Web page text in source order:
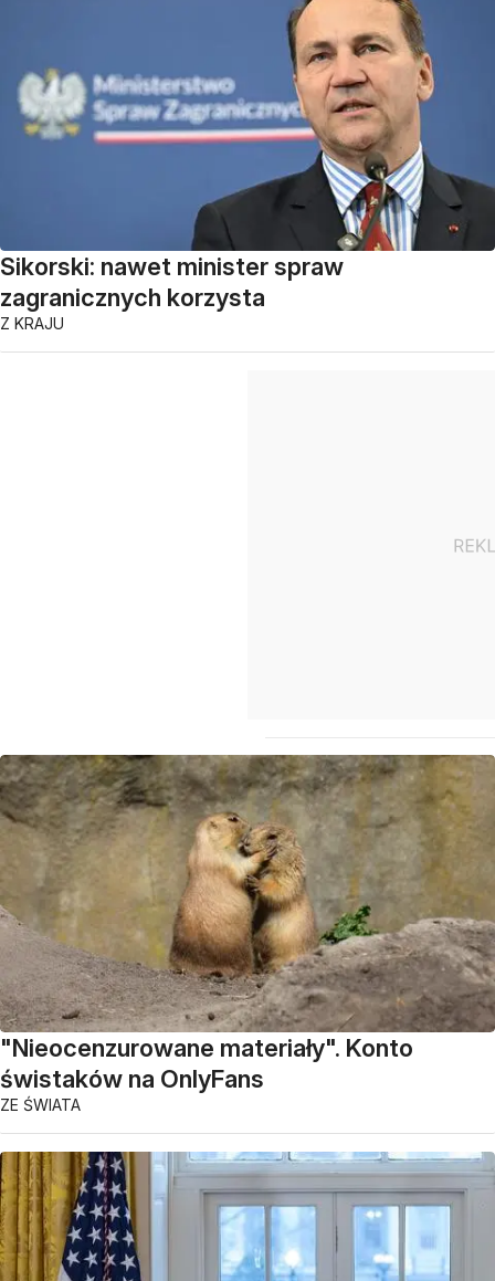
Sikorski: nawet minister spraw
zagranicznych korzysta
Z KRAJU
"Nieocenzurowane materiały". Konto
świstaków na OnlyFans
ZE ŚWIATA